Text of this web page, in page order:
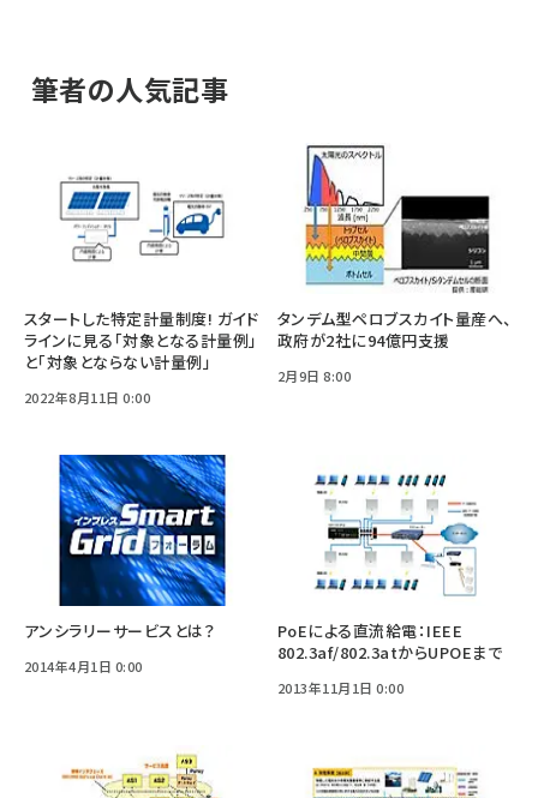
筆者の人気記事
スタートした特定計量制度! ガイド
ラインに見る「対象となる計量例」
と「対象とならない計量例」
2022年8月11日 0:00
タンデム型ペロブスカイト量産へ、
政府が2社に94億円支援
2月9日 8:00
アンシラリーサービスとは？
2014年4月1日 0:00
PoEによる直流給電：IEEE
802.3af/802.3atからUPOEまで
2013年11月1日 0:00